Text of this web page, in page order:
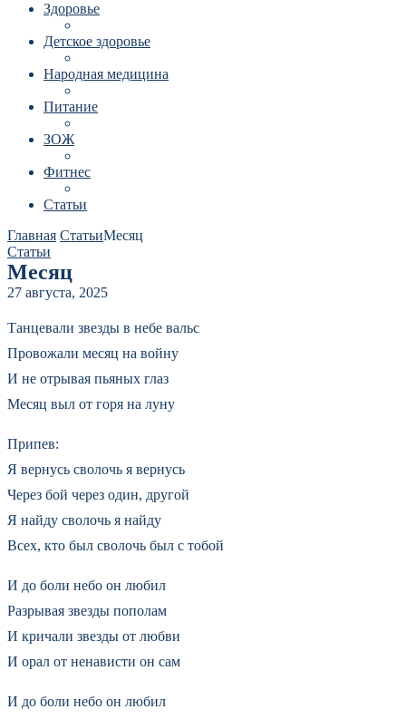
Здоровье
Детское здоровье
Народная медицина
Питание
ЗОЖ
Фитнес
Статьи
Главная СтатьиМесяц
Статьи
Месяц
27 августа, 2025
Танцевали звезды в небе вальс
Провожали месяц на войну
И не отрывая пьяных глаз
Месяц выл от горя на луну
Припев:
Я вернусь сволочь я вернусь
Через бой через один, другой
Я найду сволочь я найду
Всех, кто был сволочь был с тобой
И до боли небо он любил
Разрывая звезды пополам
И кричали звезды от любви
И орал от ненависти он сам
И до боли небо он любил